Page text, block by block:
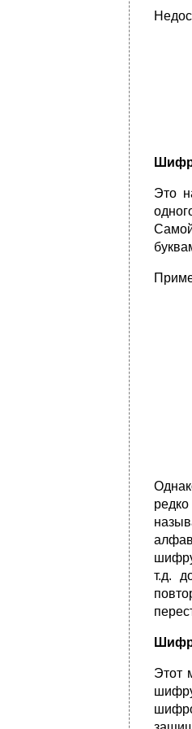
Это
т.д.
Этот